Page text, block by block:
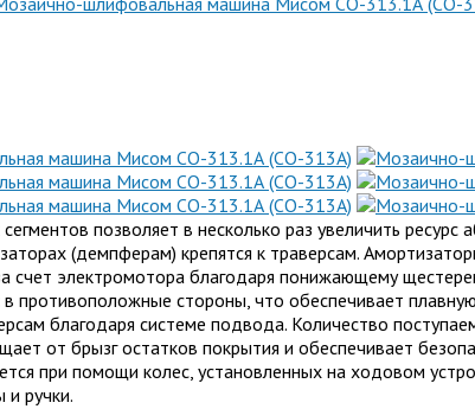
позволяет в несколько раз увеличить ресурс
(демпферам) крепятся к траверсам.
счет электромотора благодаря понижающему
в противоположные стороны, что обеспечивает
благодаря системе подвода. Количество
от брызг остатков покрытия и обеспечивает
при помощи колес, установленных на ходовом
ручки.